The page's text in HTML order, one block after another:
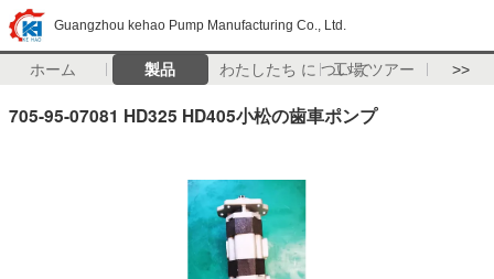
Guangzhou kehao Pump Manufacturing Co., Ltd.
ホーム 製品 わたしたち に つい て工場 ツアー >>
705-95-07081 HD325 HD405小松の歯車ポンプ